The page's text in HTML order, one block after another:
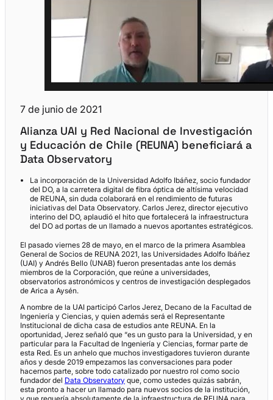
7 de junio de 2021
Alianza UAI y Red Nacional de Investigación
y Educación de Chile (REUNA) beneficiará a
Data Observatory
La incorporación de la Universidad Adolfo Ibáñez, socio fundador
del DO, a la carretera digital de fibra óptica de altísima velocidad
de REUNA, sin duda colaborará en el rendimiento de futuras
iniciativas del Data Observatory. Carlos Jerez, director ejecutivo
interino del DO, aplaudió el hito que fortalecerá la infraestructura
del DO ad portas de un llamado a nuevos aportantes estratégicos.
El pasado viernes 28 de mayo, en el marco de la primera Asamblea
General de Socios de REUNA 2021, las Universidades Adolfo Ibáñez
(UAI) y Andrés Bello (UNAB) fueron presentadas ante los demás
miembros de la Corporación, que reúne a universidades,
observatorios astronómicos y centros de investigación desplegados
de Arica a Aysén.
A nombre de la UAI participó Carlos Jerez, Decano de la Facultad de
Ingeniería y Ciencias, y quien además será el Representante
Institucional de dicha casa de estudios ante REUNA. En la
oportunidad, Jerez señaló que “es un gusto para la Universidad, y en
particular para la Facultad de Ingeniería y Ciencias, formar parte de
esta Red. Es un anhelo que muchos investigadores tuvieron durante
años y desde 2019 empezamos las conversaciones para poder
hacernos parte, sobre todo catalizado por nuestro rol como socio
fundador del Data Observatory que, como ustedes quizás sabrán,
esta pronto a hacer un llamado para nuevos socios de la institución,